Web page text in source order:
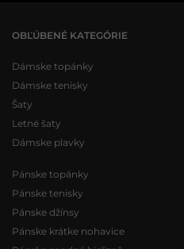
OBĽÚBENÉ KATEGÓRIE
Dámske topánky
Dámske tenisky
Šaty
Letné šaty
Dámske plavky
Pánske topánky
Pánske tenisky
Pánske džínsy
Pánske krátke nohavice